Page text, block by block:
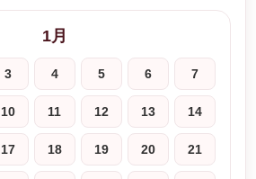
1月
3 4 5 6 7
10 11 12 13 14
17 18 19 20 21